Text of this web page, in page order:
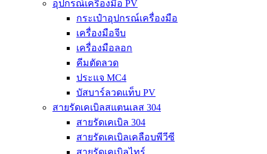
อุปกรณ์เครื่องมือ PV
กระเป๋าอุปกรณ์เครื่องมือ
เครื่องมือจีบ
เครื่องมือลอก
คีมตัดลวด
ประแจ MC4
บัสบาร์ลวดแท็บ PV
สายรัดเคเบิลสแตนเลส 304
สายรัดเคเบิล 304
สายรัดเคเบิลเคลือบพีวีซี
สายรัดเคเบิลไทร์